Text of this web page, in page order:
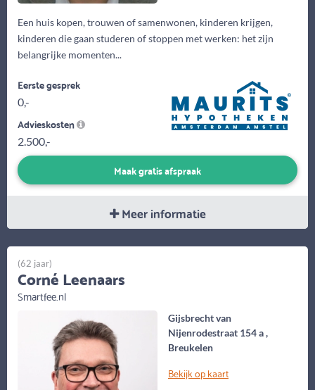
Een huis kopen, trouwen of samenwonen, kinderen krijgen,
kinderen die gaan studeren of stoppen met werken: het zijn
belangrijke momenten...
Eerste gesprek
0,-
Advieskosten
2.500,-
Maak gratis afspraak
Meer informatie
Gijsbrecht van
Nijenrodestraat 154 a ,
Breukelen
Bekijk op kaart
(62 jaar)
Corné Leenaars
Smartfee.nl